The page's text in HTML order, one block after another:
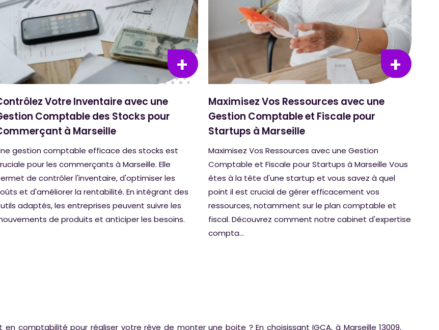
Votre Inventaire avec une
Comptable des Stocks pour
à Marseille
gestion comptable efficace des stocks est
pour les commerçants à Marseille. Elle
de contrôler l'inventaire, d'optimiser les
et d'améliorer la rentabilité. En intégrant des
adaptés, les entreprises peuvent suivre les
de produits et anticiper les besoins.
Maximisez Vos Ressources avec une
Gestion Comptable et Fiscale pour
Startups à Marseille
Maximisez Vos Ressources avec une Gestion
Comptable et Fiscale pour Startups à Marseille Vous
êtes à la tête d'une startup et vous savez à quel
point il est crucial de gérer efficacement vos
ressources, notamment sur le plan comptable et
fiscal. Découvrez comment notre cabinet d'expertise
compta...
comptabilité pour réaliser votre rêve de monter une boite ? En choisissant IGCA, à Marseille 13009,